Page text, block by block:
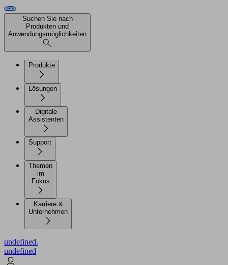
Suchen Sie nach
Produkten und
Anwendungsmöglichkeiten
Produkte
Lösungen
Digitale
Assistenten
Support
Themen
im
Karriere &
Unternehmen
undefined.
undefined